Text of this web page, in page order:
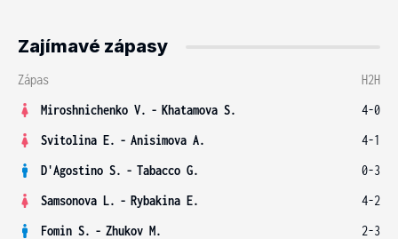
Zajímavé zápasy
Zápas
H2H
Miroshnichenko V. - Khatamova S.
4-0
Svitolina E. - Anisimova A.
4-1
D'Agostino S. - Tabacco G.
0-3
Samsonova L. - Rybakina E.
4-2
Fomin S. - Zhukov M.
2-3